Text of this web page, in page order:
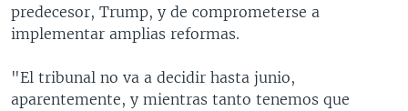
predecesor, Trump, y de comprometerse a
implementar amplias reformas.
"El tribunal no va a decidir hasta junio,
aparentemente, y mientras tanto tenemos que